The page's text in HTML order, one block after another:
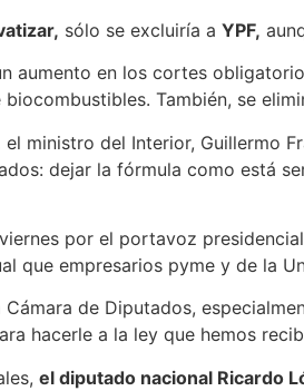
sólo se excluiría a YPF,
aumento en los cortes
También, se
el ministro del Interior, Guillermo
dejar la fórmula como está
por el portavoz
que empresarios pyme y de la
de Diputados,
hacerle a la ley que hemos
el diputado nacional Ricardo